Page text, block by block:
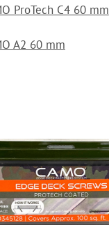
ProTech C4 60 mm
A2 60 mm